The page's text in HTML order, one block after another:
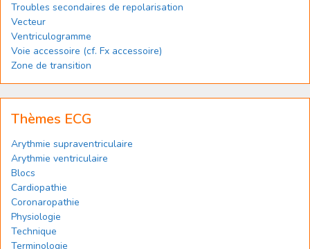
Troubles secondaires de repolarisation
Vecteur
Ventriculogramme
Voie accessoire (cf. Fx accessoire)
Zone de transition
Thèmes ECG
Arythmie supraventriculaire
Arythmie ventriculaire
Blocs
Cardiopathie
Coronaropathie
Physiologie
Technique
Terminologie